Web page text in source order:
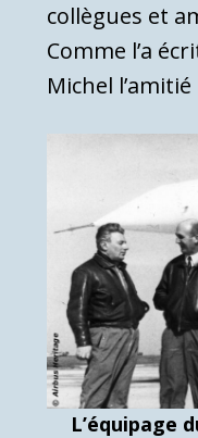
collègues et
Comme l’a
Michel
L’équipage